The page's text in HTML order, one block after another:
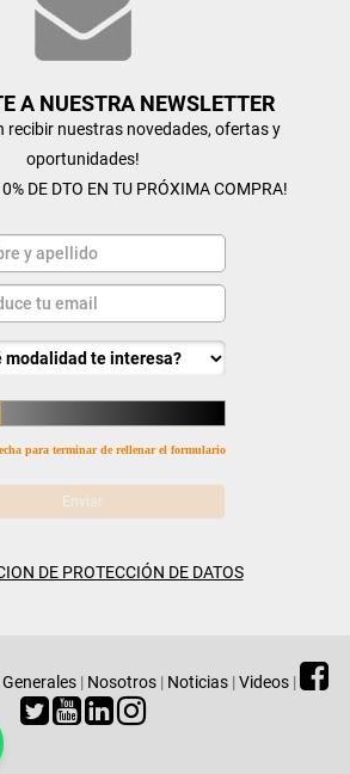
A NUESTRA NEWSLETTER
recibir nuestras novedades, ofertas y
oportunidades!
DE DTO EN TU PRÓXIMA COMPRA!
para terminar de rellenar el formulario
DE PROTECCIÓN DE DATOS
| Nosotros | Noticias |Videos |